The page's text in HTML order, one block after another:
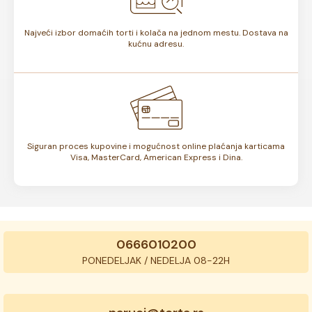
Najveći izbor domaćih torti i kolača na jednom mestu. Dostava na
kućnu adresu.
Siguran proces kupovine i mogućnost online plaćanja karticama
Visa, MasterCard, American Express i Dina.
0666010200
PONEDELJAK / NEDELJA 08-22H